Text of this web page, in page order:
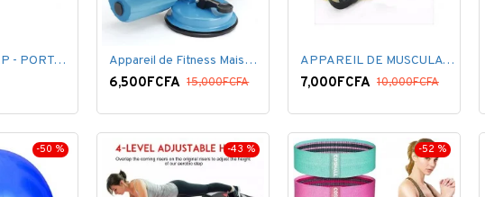
AEROBIC STEP - PORTABLE - PLASTIQUE - NOIR/ROUGE Appareil de Fitness Maison ventouse bleu .
6,500FCFA 15,000FCFA
APPAREIL DE MUSCULATION - NOIR
7,000FCFA 10,000FCFA
-50 % -43 % -52 %